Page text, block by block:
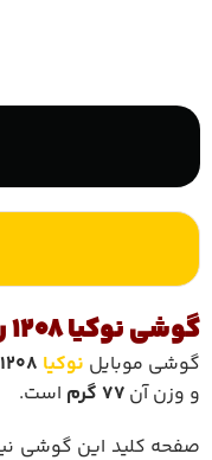
گوشی نوکیا 1208 رنگی
گوشی موبایل نوکیا 1208
و وزن آن ۷۷ گرم است.